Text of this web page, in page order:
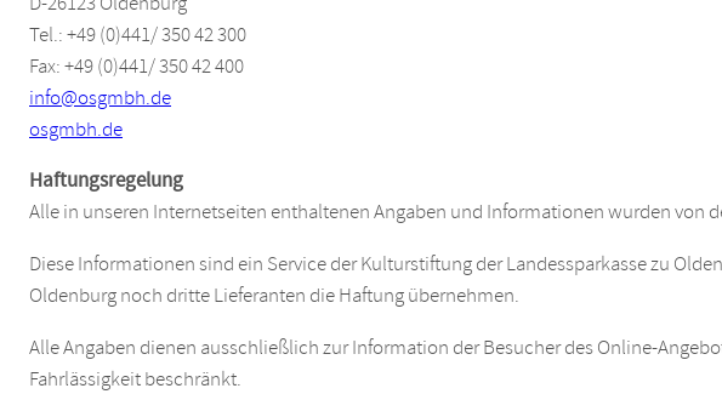
Tel.: +49 (0)441/ 350 42 300
Fax: +49 (0)441/ 350 42 400
info@osgmbh.de
osgmbh.de
Haftungsregelung
Alle in unseren Internetseiten enthaltenen Angaben und Informationen wurden von
Diese Informationen sind ein Service der Kulturstiftung der Landessparkasse zu
Oldenburg noch dritte Lieferanten die Haftung übernehmen.
Alle Angaben dienen ausschließlich zur Information der Besucher des Online-
Fahrlässigkeit beschränkt.